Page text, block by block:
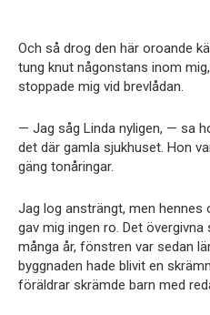
Och så drog den här oroande
tung knut någonstans inom
stoppade mig vid brevlådan.
— Jag såg Linda nyligen, — sa
det där gamla sjukhuset. Hon
gäng tonåringar.
Jag log ansträngt, men
gav mig ingen ro. Det
många år, fönstren var sedan
byggnaden hade blivit en
föräldrar skrämde barn med